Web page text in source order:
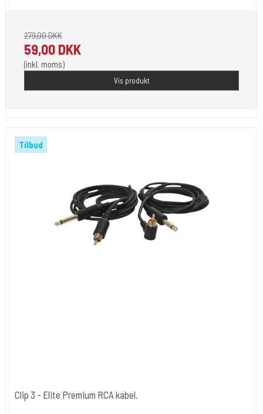
279,00 DKK
59,00 DKK
(inkl. moms)
Vis produkt
Tilbud
Clip 3 - Elite Premium RCA kabel.